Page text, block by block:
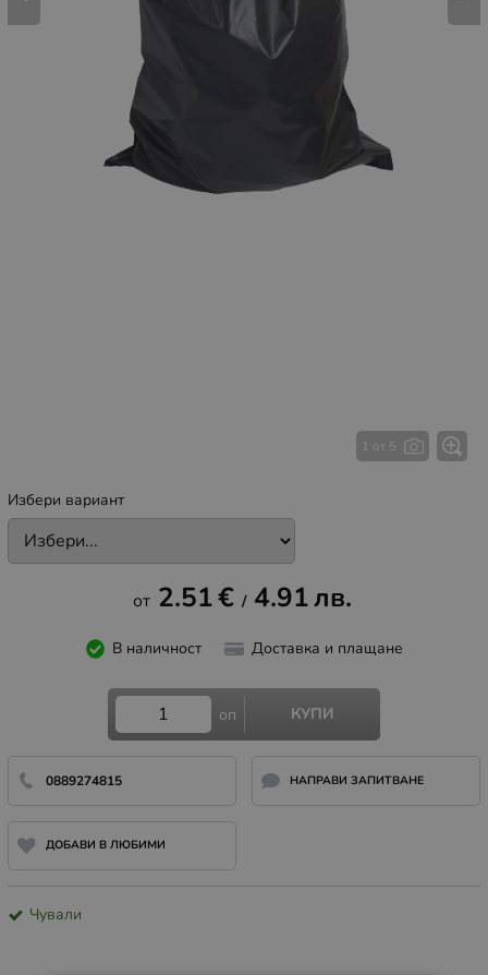
1 от 5
Избери вариант
2.51€ / 4.91лв.
В наличност Доставка и плащане
оп КУПИ
0889274815 НАПРАВИ ЗАПИТВАНЕ
ДОБАВИ В ЛЮБИМИ
Чували